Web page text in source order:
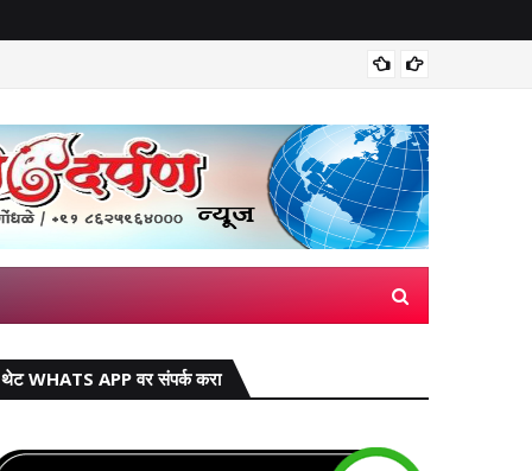
थेट WHATS APP वर संपर्क करा